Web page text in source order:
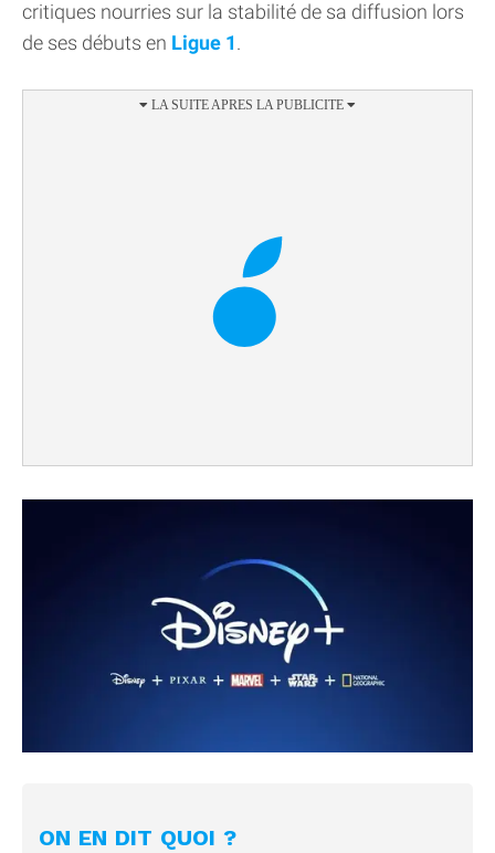
critiques nourries sur la stabilité de sa diffusion lors
de ses débuts en Ligue 1.
ON EN DIT QUOI ?